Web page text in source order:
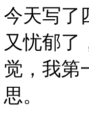
今天写了
又忧郁了
觉，我第
思。